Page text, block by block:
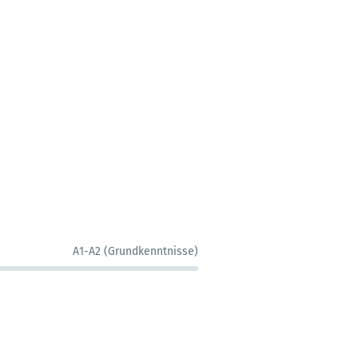
A1-A2 (Grundkenntnisse)